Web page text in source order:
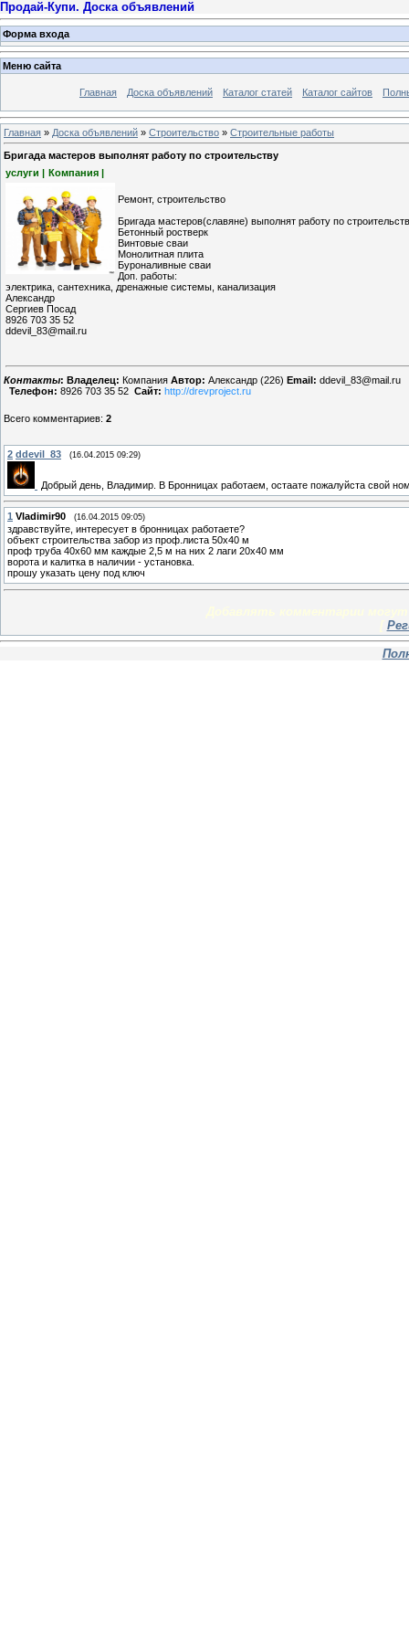
Продай-Купи. Доска объявлений
Форма входа
Меню сайта
Главная Доска объявлений Каталог статей Каталог сайтов
Главная » Доска объявлений » Строительство » Строительные работы
Бригада мастеров выполнят работу по строительству
услуги | Компания |
Ремонт, строительство
Бригада мастеров(славяне) выполнят работу по
Бетонный ростверк
Винтовые сваи
Монолитная плита
Буроналивные сваи
Доп. работы:
электрика, сантехника, дренажные системы, канализация
Александр
Сергиев Посад
8926 703 35 52
ddevil_83@mail.ru
Контакты: Владелец: Компания Автор: Александр (226) Email: ddevil_83@mail.ru
Телефон: 8926 703 35 52 Сайт: http://drevproject.ru
Всего комментариев: 2
2 ddevil_83 (16.04.2015 09:29)
Добрый день, Владимир. В Бронницах работаем, остаате пожалуйста свой
1 Vladimir90 (16.04.2015 09:05)
здравствуйте, интересует в бронницах работаете?
объект строительства забор из проф.листа 50x40 м
проф труба 40x60 мм каждые 2,5 м на них 2 лаги 20x40 мм
ворота и калитка в наличии - установка.
прошу указать цену под ключ